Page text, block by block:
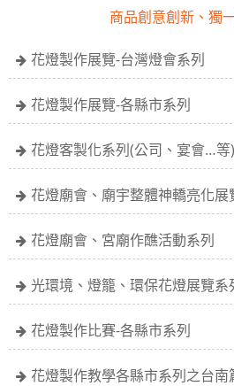
商品創意創新、獨
商品創意創新、獨
花燈製作展覽-台灣燈會系列
花燈製作展覽-各縣市系列
花燈客製化系列(公司、宴會…等)
花燈廟會、廟宇整體神轎亮化展
花燈廟會、宮廟作醮活動系列
光環境、燈籠、環保花燈展覽系
花燈製作比賽-各縣市系列
花燈製作教學各縣市系列之台南